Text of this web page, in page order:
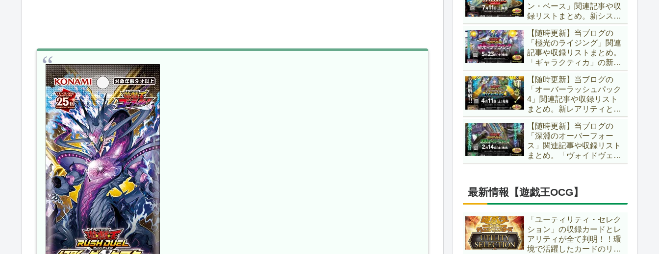
シィ」、「ゴエゴエ」も登
場です！！【遊戯王ラッシ
ュデュエル】
ン・ベース」関連記事や収
録リストまとめ。新システ
ム「ユニオンフュージョ
ン」の登場により、ようや
く原作さながらの「ＸＹ
Ｚ」が使用可能となりまし
た！！【遊戯王ラッシュデ
ュエル】
【随時更新】当ブログの
「極光のライジング」関連
記事や収録リストまとめ。
「ギャラクティカ」の新た
なフュージョンモンスター
やイラスト違い、「報道」
の強化に加え、幻竜族の新
テーマ「纏竜」も登場で
す！！【遊戯王ラッシュデ
ュエル】
【随時更新】当ブログの
「オーバーラッシュパック
4」関連記事や収録リスト
まとめ。新レアリティとし
てフルオーバーラッシュレ
ア仕様が初登場！！そし
て、OCGの大人気テーマ
「霊使い」も同時に実装さ
れています！！【遊戯王ラ
【随時更新】当ブログの
「深淵のオーバーフォー
ス」関連記事や収録リスト
まとめ。「ヴォイドヴェル
グ」や「夢中」、「ラ
「コスモス姫」などの人気
テーマ強化に加え、「冥
跡」もテーマ化です！！
【遊戯王ラッシュデュエ
ル】
最新情報【遊戯王OCG】
「ユーティリティ・セレク
ション」の収録カードとレ
アリティが全て判明！！環
境で活躍したカードのリメ